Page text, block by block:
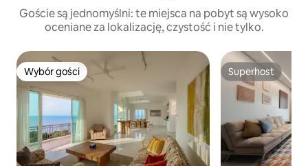
Goście są jednomyślni: te miejsca na pobyt są wysoko
oceniane za lokalizację, czystość i nie tylko.
Wybór gości
Wybór gości Superhost
Superhost